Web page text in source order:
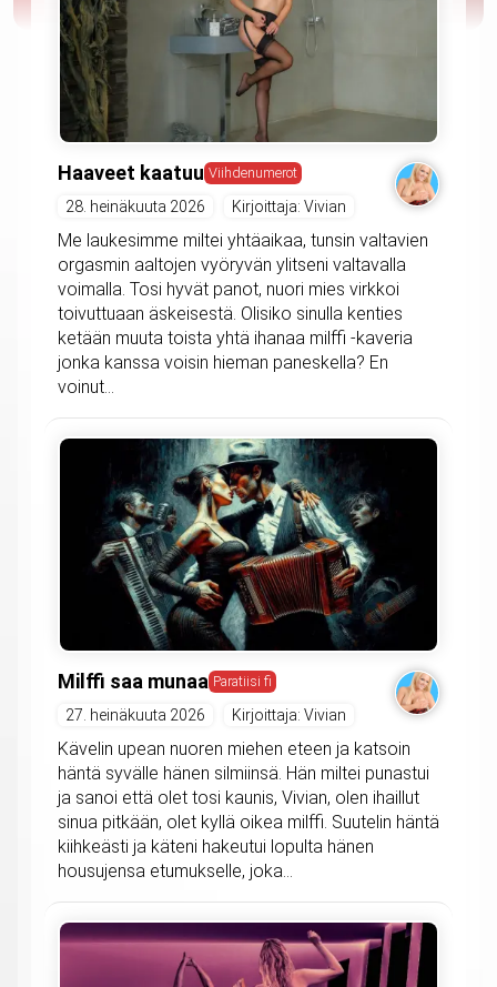
Haaveet kaatuu Viihdenumerot
28. heinäkuuta 2026 Kirjoittaja: Vivian
Me laukesimme miltei yhtäaikaa, tunsin valtavien
orgasmin aaltojen vyöryvän ylitseni valtavalla
voimalla. Tosi hyvät panot, nuori mies virkkoi
toivuttuaan äskeisestä. Olisiko sinulla kenties
ketään muuta toista yhtä ihanaa milffi -kaveria
jonka kanssa voisin hieman paneskella? En
voinut...
Milffi saa munaa Paratiisi fi
27. heinäkuuta 2026 Kirjoittaja: Vivian
Kävelin upean nuoren miehen eteen ja katsoin
häntä syvälle hänen silmiinsä. Hän miltei punastui
ja sanoi että olet tosi kaunis, Vivian, olen ihaillut
sinua pitkään, olet kyllä oikea milffi. Suutelin häntä
kiihkeästi ja käteni hakeutui lopulta hänen
housujensa etumukselle, joka...